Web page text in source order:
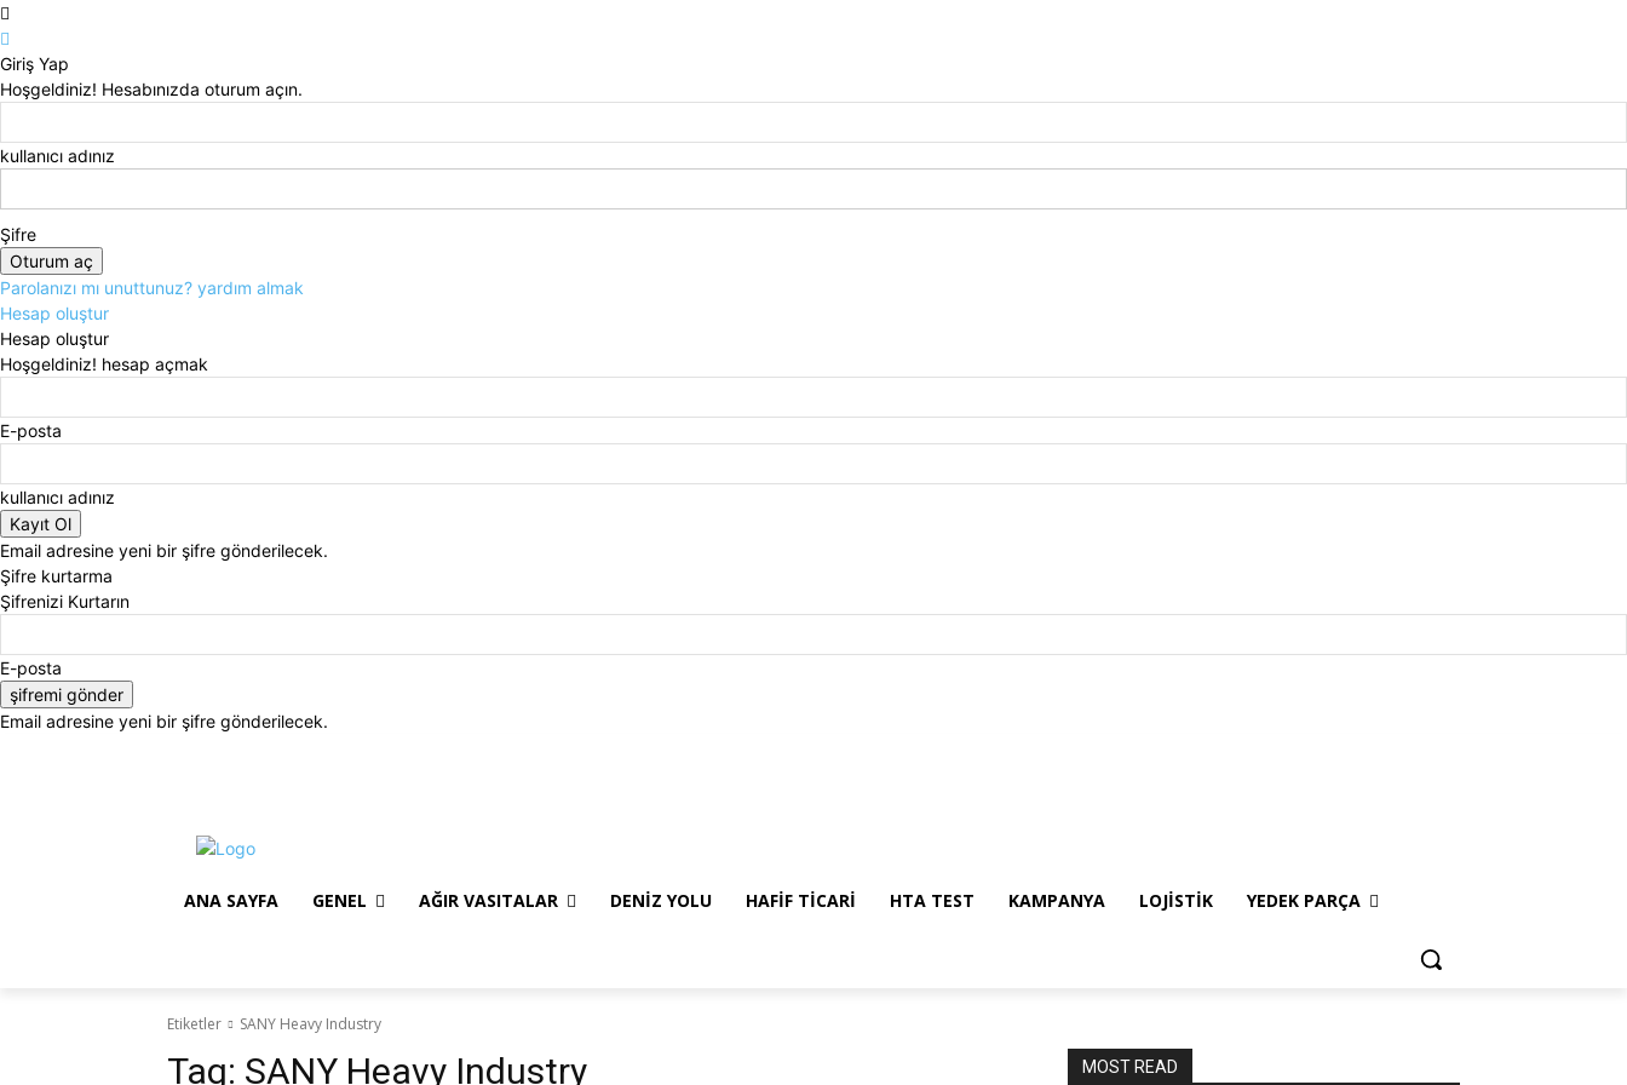
Giriş Yap
Hoşgeldiniz! Hesabınızda oturum açın.
kullanıcı adınız
Şifre
Parolanızı mı unuttunuz? yardım almak
Hesap oluştur
Hesap oluştur
Hoşgeldiniz! hesap açmak
E-posta
kullanıcı adınız
Email adresine yeni bir şifre gönderilecek.
Şifre kurtarma
Şifrenizi Kurtarın
E-posta
Email adresine yeni bir şifre gönderilecek.
ANA SAYFA GENEL AĞIR VASITALAR DENİZ YOLU HAFİF TİCARİ HTA TEST KAMPANYA LOJİSTİK YEDEK PARÇA
Etiketler SANY Heavy Industry
Tag: SANY Heavy Industry MOST READ